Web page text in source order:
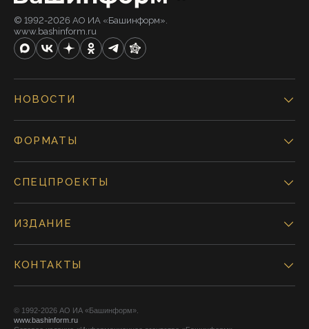
© 1992-2026 АО ИА «Башинформ».
www.bashinform.ru
НОВОСТИ
ФОРМАТЫ
СПЕЦПРОЕКТЫ
ИЗДАНИЕ
КОНТАКТЫ
© 1992-2026 АО ИА «Башинформ».
www.bashinform.ru